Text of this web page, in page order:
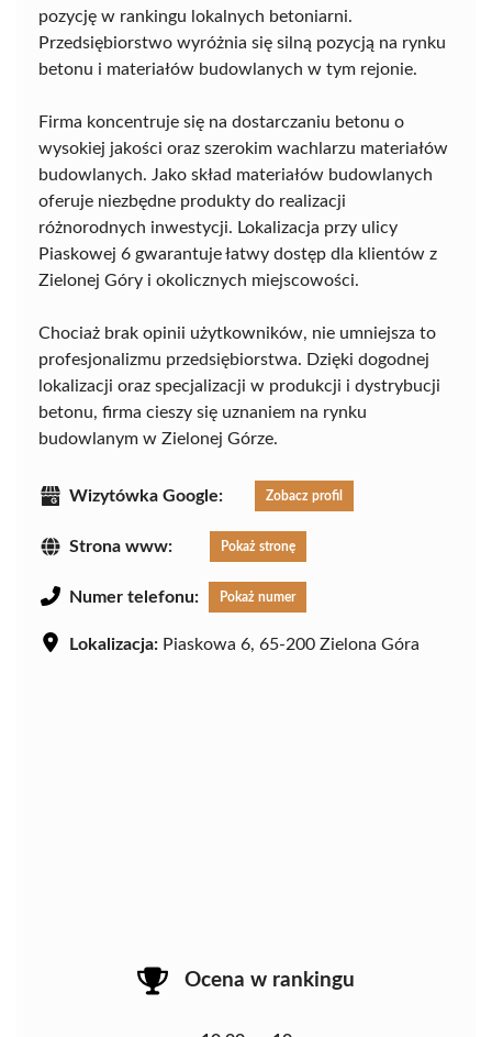
pozycję w rankingu lokalnych betoniarni.
Przedsiębiorstwo wyróżnia się silną pozycją na rynku
betonu i materiałów budowlanych w tym rejonie.
Firma koncentruje się na dostarczaniu betonu o
wysokiej jakości oraz szerokim wachlarzu materiałów
budowlanych. Jako skład materiałów budowlanych
oferuje niezbędne produkty do realizacji
różnorodnych inwestycji. Lokalizacja przy ulicy
Piaskowej 6 gwarantuje łatwy dostęp dla klientów z
Zielonej Góry i okolicznych miejscowości.
Chociaż brak opinii użytkowników, nie umniejsza to
profesjonalizmu przedsiębiorstwa. Dzięki dogodnej
lokalizacji oraz specjalizacji w produkcji i dystrybucji
betonu, firma cieszy się uznaniem na rynku
budowlanym w Zielonej Górze.
Wizytówka Google: Zobacz profil
Strona www: Pokaż stronę
Numer telefonu: Pokaż numer
Lokalizacja: Piaskowa 6, 65-200 Zielona Góra
Ocena w rankingu